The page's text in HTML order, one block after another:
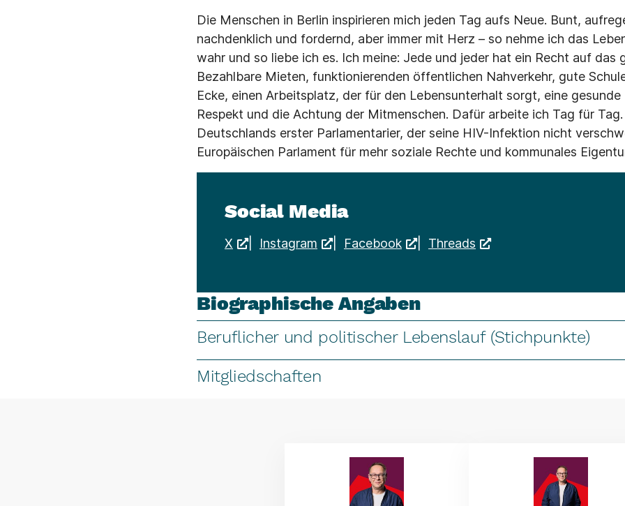
Die Menschen in Berlin inspirieren mich jeden Tag aufs Neue. Bunt,
nachdenklich und fordernd, aber immer mit Herz – so nehme ich das
wahr und so liebe ich es. Ich meine: Jede und jeder hat ein Recht auf das
Bezahlbare Mieten, funktionierenden öffentlichen Nahverkehr, gute
Ecke, einen Arbeitsplatz, der für den Lebensunterhalt sorgt, eine
Respekt und die Achtung der Mitmenschen. Dafür arbeite ich Tag für
Deutschlands erster Parlamentarier, der seine HIV-Infektion nicht
Europäischen Parlament für mehr soziale Rechte und kommunales
Social Media
X | Instagram | Facebook | Threads
Biographische Angaben
Beruflicher und politischer Lebenslauf (Stichpunkte)
Mitgliedschaften
(Link öffnet ein neues Fenster) (Link öffnet